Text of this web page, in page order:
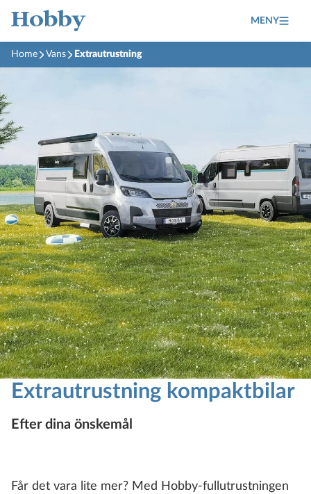
MENY
Home Vans Extrautrustning
Extrautrustning kompaktbilar
Efter dina önskemål
Får det vara lite mer? Med Hobby-fullutrustningen